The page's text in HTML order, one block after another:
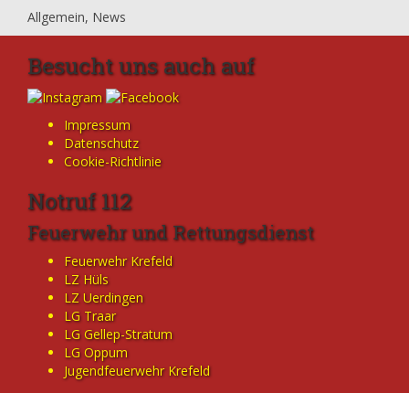
Allgemein, News
Besucht uns auch auf
Impressum
Datenschutz
Cookie-Richtlinie
Notruf 112
Feuerwehr und Rettungsdienst
Feuerwehr Krefeld
LZ Hüls
LZ Uerdingen
LG Traar
LG Gellep-Stratum
LG Oppum
Jugendfeuerwehr Krefeld